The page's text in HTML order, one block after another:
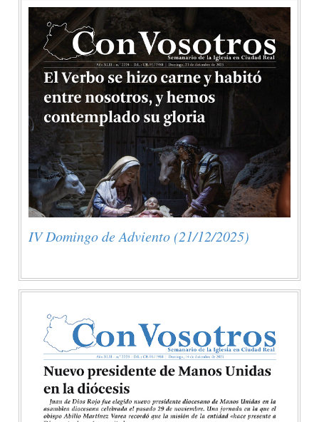
IV Domingo de Adviento (21/12/2025)